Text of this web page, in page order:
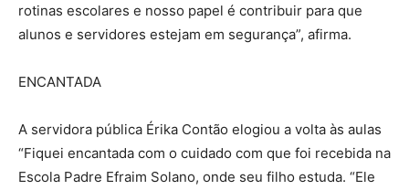
rotinas escolares e nosso papel é contribuir para que
alunos e servidores estejam em segurança”, afirma.
ENCANTADA
A servidora pública Érika Contão elogiou a volta às aulas
“Fiquei encantada com o cuidado com que foi recebida na
Escola Padre Efraim Solano, onde seu filho estuda. “Ele